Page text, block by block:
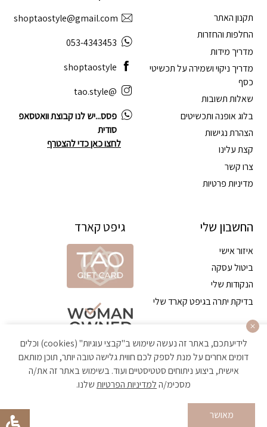
תקנון האתר
החלפות והחזרות
מדריך מידות
מדריך ניקוי ושמירה על תכשיטי
כסף
שאלות תשובות
בלוג אופנה ותכשיטים
הצהרת נגישות
קצת עלינו
צרו קשר
מדיניות פרטיות
החשבון שלי
איזור אישי
ביטול עסקה
הנקודות שלי
בדיקת יתרה בגיפט קארד שלי
shoptaostyle@gmail.com
053-4343453
shoptaostyle
@tao.style
פסס...יש לנו קבוצת וואטסאפ
סודית
לחצו כאן כדי להצטרף
גיפט קארד
הקניה באתר מאובטחת ועומדת בתקן האבטחה הגבוה ביותר
לידיעתכם, באתר זה נעשה שימוש ב"קבצי עוגיות" (cookies) וכלים
דומים אחרים על מנת לספק לכם חווית גלישה טובה יותר, תוכן מותאם
אישית, ביצוע ניתוחים סטטיסטיים ועוד. בשימוש באתר זה את/ה
מסכימ/הלמדיניות הפרטיותשלנו.
מאושר